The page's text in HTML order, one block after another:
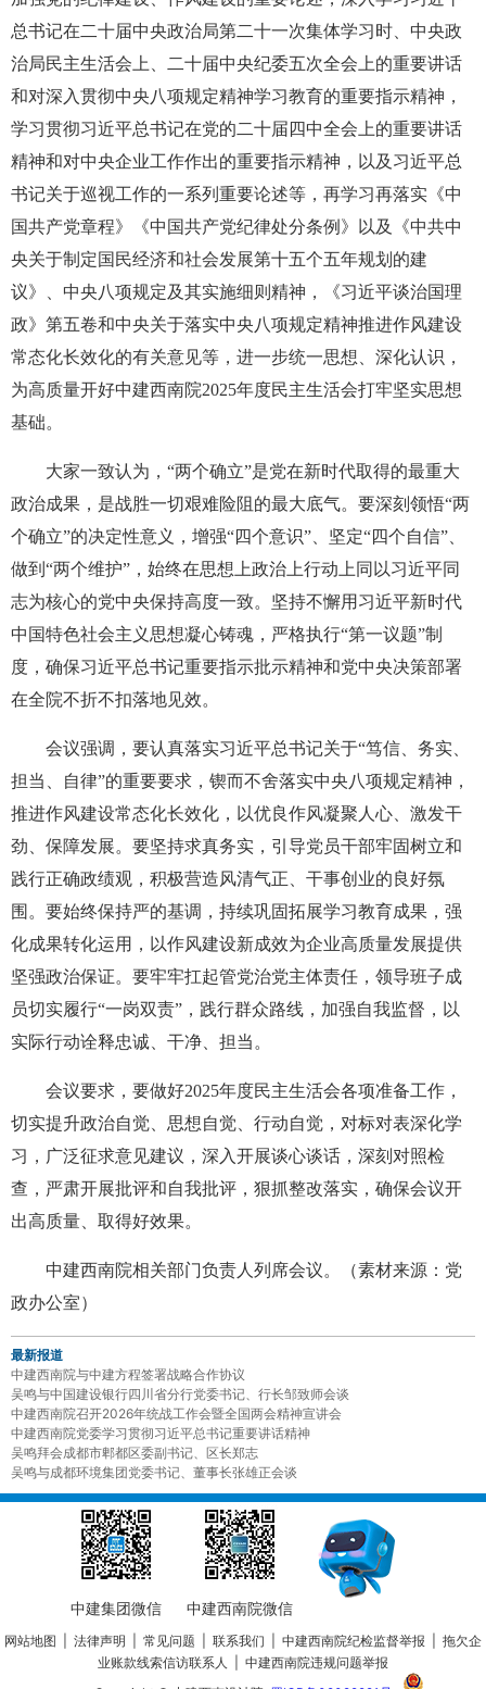
总书记在二十届中央政治局第二十一次集体学习时、中央政
治局民主生活会上、二十届中央纪委五次全会上的重要讲话
和对深入贯彻中央八项规定精神学习教育的重要指示精神，
学习贯彻习近平总书记在党的二十届四中全会上的重要讲话
精神和对中央企业工作作出的重要指示精神，以及习近平总
书记关于巡视工作的一系列重要论述等，再学习再落实《中
国共产党章程》《中国共产党纪律处分条例》以及《中共中
央关于制定国民经济和社会发展第十五个五年规划的建
议》、中央八项规定及其实施细则精神，《习近平谈治国理
政》第五卷和中央关于落实中央八项规定精神推进作风建设
常态化长效化的有关意见等，进一步统一思想、深化认识，
为高质量开好中建西南院2025年度民主生活会打牢坚实思想
基础。
大家一致认为，“两个确立”是党在新时代取得的最重大
政治成果，是战胜一切艰难险阻的最大底气。要深刻领悟“两
个确立”的决定性意义，增强“四个意识”、坚定“四个自信”、
做到“两个维护”，始终在思想上政治上行动上同以习近平同
志为核心的党中央保持高度一致。坚持不懈用习近平新时代
中国特色社会主义思想凝心铸魂，严格执行“第一议题”制
度，确保习近平总书记重要指示批示精神和党中央决策部署
在全院不折不扣落地见效。
会议强调，要认真落实习近平总书记关于“笃信、务实、
担当、自律”的重要要求，锲而不舍落实中央八项规定精神，
推进作风建设常态化长效化，以优良作风凝聚人心、激发干
劲、保障发展。要坚持求真务实，引导党员干部牢固树立和
践行正确政绩观，积极营造风清气正、干事创业的良好氛
围。要始终保持严的基调，持续巩固拓展学习教育成果，强
化成果转化运用，以作风建设新成效为企业高质量发展提供
坚强政治保证。要牢牢扛起管党治党主体责任，领导班子成
员切实履行“一岗双责”，践行群众路线，加强自我监督，以
实际行动诠释忠诚、干净、担当。
会议要求，要做好2025年度民主生活会各项准备工作，
切实提升政治自觉、思想自觉、行动自觉，对标对表深化学
习，广泛征求意见建议，深入开展谈心谈话，深刻对照检
查，严肃开展批评和自我批评，狠抓整改落实，确保会议开
出高质量、取得好效果。
中建西南院相关部门负责人列席会议。（素材来源：党
政办公室）
最新报道
中建西南院与中建方程签署战略合作协议
吴鸣与中国建设银行四川省分行党委书记、行长邹致师会谈
中建西南院召开2026年统战工作会暨全国两会精神宣讲会
中建西南院党委学习贯彻习近平总书记重要讲话精神
吴鸣拜会成都市郫都区委副书记、区长郑志
吴鸣与成都环境集团党委书记、董事长张雄正会谈
中建集团微信 中建西南院微信
网站地图 法律声明 常见问题 联系我们 中建西南院纪检监督举报
拖欠企
业账款线索信访联系人
中建西南院违规问题举报